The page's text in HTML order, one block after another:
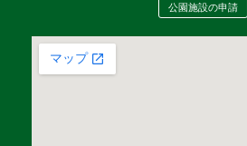
公園施設の申請